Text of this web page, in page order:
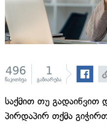
496
წაკითხვა
1
გაზიარება
საქმით თუ გადაიწვით
პირდაპირ თქმა